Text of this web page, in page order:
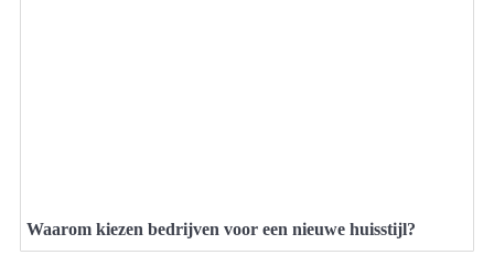
Waarom kiezen bedrijven voor een nieuwe huisstijl?